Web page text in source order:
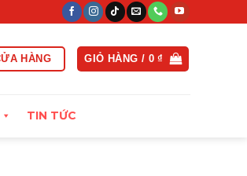
15 ngày đầu Xuất hóa đơn VAT đầy đủ
HÀNG GIỎ HÀNG / 0₫
TIN TỨC